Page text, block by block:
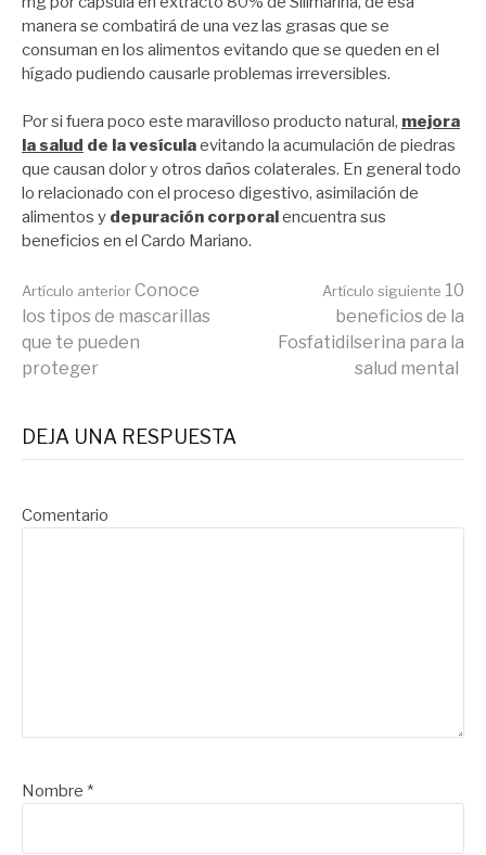
manera se combatirá de una vez las grasas que se
consuman en los alimentos evitando que se queden en el
hígado pudiendo causarle problemas irreversibles.
Por si fuera poco este maravilloso producto natural, mejora
la salud de la vesículaevitando la acumulación de piedras
que causan dolor y otros daños colaterales. En general todo
lo relacionado con el proceso digestivo, asimilación de
alimentos y depuración corporal encuentra sus
beneficios en el Cardo Mariano.
Seguir
leyendo
Artículo anteriorConoce
los tipos de mascarillas
que te pueden
proteger
Artículo siguiente 10
beneficios de la
Fosfatidilserina para la
salud mental
DEJA UNA RESPUESTA
Comentario
Nombre *